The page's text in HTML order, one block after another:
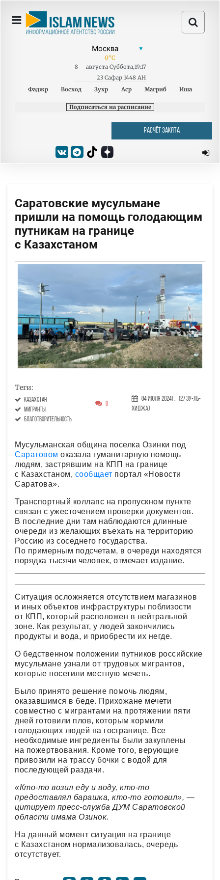
0°C
8 августа Суббота,19:17
23 Сафар 1448 AH
Фаджр
Восход Зухр Аср Магриб Иша
Подписаться на расписание
РАСЧЁТ ЗАКЯТА
Саратовские мусульмане
пришли на помощь голодающим
путникам на границе
с Казахстаном
Теги:
Казахстан
мигранты
благотворительность
0
04 Июля 2024г.
(27 Зу-ль-
хиджа)
Мусульманская община поселка Озинки под
Саратовом оказала гуманитарную помощь
людям, застрявшим на КПП на границе
с Казахстаном, сообщает портал «Новости
Саратова».
Транспортный коллапс на пропускном пункте
связан с ужесточением проверки документов.
В последние дни там наблюдаются длинные
очереди из желающих въехать на территорию
Россию из соседнего государства.
По примерным подсчетам, в очереди находятся
порядка тысячи человек, отмечает издание.
Ситуация осложняется отсутствием магазинов
и иных объектов инфраструктуры поблизости
от КПП, который расположен в нейтральной
зоне. Как результат, у людей закончились
продукты и вода, и приобрести их негде.
О бедственном положении путников российские
мусульмане узнали от трудовых мигрантов,
которые посетили местную мечеть.
Было принято решение помочь людям,
оказавшимся в беде. Прихожане мечети
совместно с мигрантами на протяжении пяти
дней готовили плов, которым кормили
голодающих людей на госгранице. Все
необходимые ингредиенты были закуплены
на пожертвования. Кроме того, верующие
привозили на трассу бочки с водой для
последующей раздачи.
«Кто-то возил еду и воду, кто-то
предоставлял барашка, кто-то готовил», —
цитирует пресс-служба ДУМ Саратовской
области имама Озинок.
На данный момент ситуация на границе
с Казахстаном нормализовалась, очередь
отсутствует.